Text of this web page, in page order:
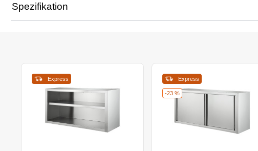
Spezifikation
Express
-23 %
Express